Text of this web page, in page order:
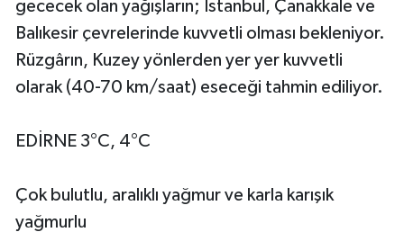
gececek olan yağışların; İstanbul, Çanakkale ve
Balıkesir çevrelerinde kuvvetli olması bekleniyor.
Rüzgârın, Kuzey yönlerden yer yer kuvvetli
olarak (40-70 km/saat) eseceği tahmin ediliyor.
EDİRNE 3°C, 4°C
Çok bulutlu, aralıklı yağmur ve karla karışık
yağmurlu